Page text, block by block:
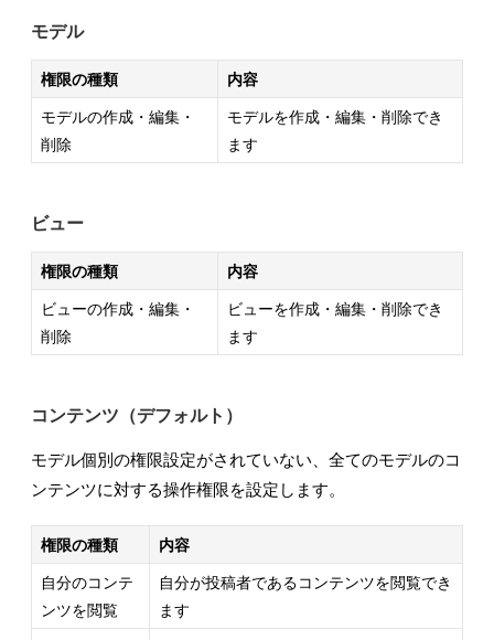
モデル
権限の種類
内容
モデルの作成・編集・
削除
モデルを作成・編集・削除でき
ます
ビュー
権限の種類
内容
ビューの作成・編集・
削除
ビューを作成・編集・削除でき
ます
コンテンツ（デフォルト）
モデル個別の権限設定がされていない、全てのモデルのコ
ンテンツに対する操作権限を設定します。
権限の種類
内容
自分のコンテ
ンツを閲覧
自分が投稿者であるコンテンツを閲覧でき
ます